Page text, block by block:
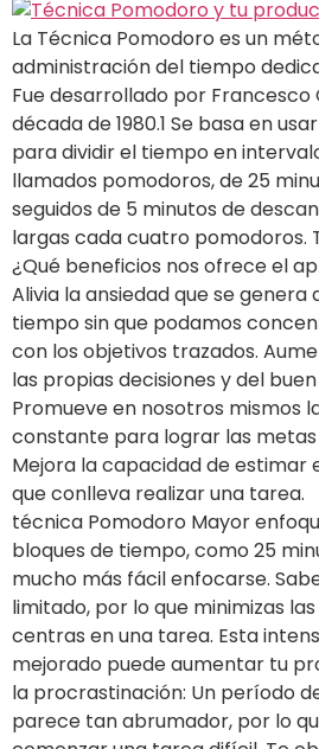
La Técnica Pomodoro es un
administración del tiempo
Fue desarrollado por Francesco
década de 1980.1 Se basa en
para dividir el tiempo en
llamados pomodoros, de 25
seguidos de 5 minutos de
largas cada cuatro pomodoros⁣.
¿Qué beneficios nos ofrece el
Alivia la ansiedad que se
tiempo sin que podamos
con los objetivos trazados.⁣
las propias decisiones y del
Promueve en nosotros mismos
constante para lograr las
Mejora la capacidad de estimar
que conlleva realizar una tarea.⁣
técnica Pomodoro Mayor
bloques de tiempo, como 25
mucho más fácil enfocarse.
limitado, por lo que minimizas
centras en una tarea. Esta
mejorado puede aumentar tu
la procrastinación: Un período
parece tan abrumador, por lo